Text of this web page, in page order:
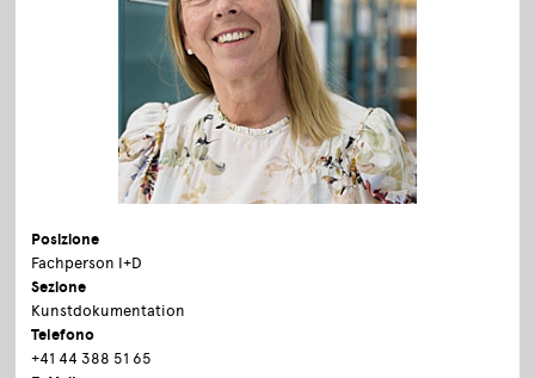
Posizione
Fachperson I+D
Sezione
Kunstdokumentation
Telefono
+41 44 388 51 65